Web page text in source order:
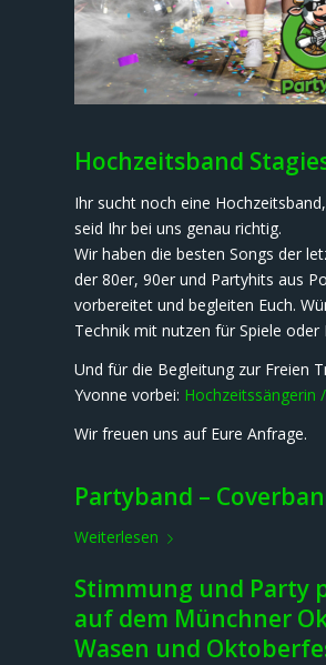
Hochzeitsband
Ihr sucht noch eine
seid Ihr bei uns genau richtig.
Wir haben die besten Songs der
der 80er, 90er und Partyhits aus
vorbereitet und begleiten Euch.
Technik mit nutzen für Spiele
Und für die Begleitung zur Freien
Yvonne vorbei: Hochzeitssängerin
Wir freuen uns auf Eure Anfrage.
Partyband –
Weiterlesen
Stimmung und Party
auf dem Münchner
Wasen und